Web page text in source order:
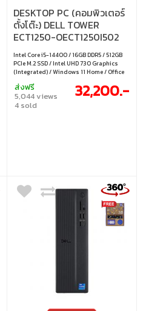
DESKTOP PC (คอมพิวเตอร์
ตั้งโต๊ะ) DELL TOWER
ECT1250-OECT1250I502
Intel Core i5-14400 / 16GB DDR5 / 512GB
PCIe M.2 SSD / Intel UHD 730 Graphics
(Integrated) / Windows 11 Home / Office
Basic
ส่งฟรี
5,044 views
4 sold
32,200.-